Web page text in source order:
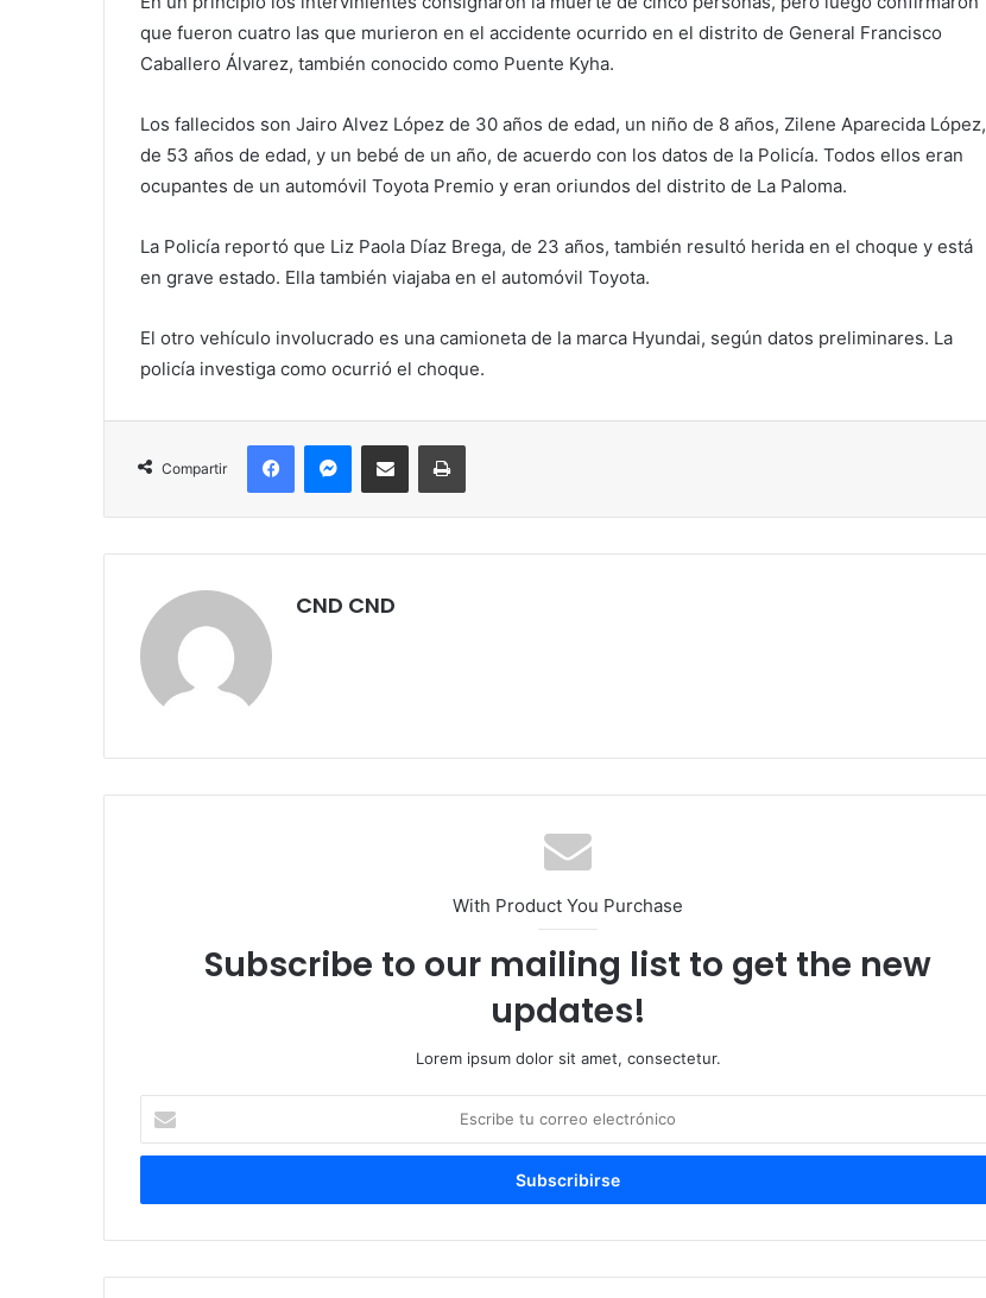
que fueron cuatro las que murieron en el accidente ocurrido en el distrito de General Francisco
Caballero Álvarez, también conocido como Puente Kyha.
Los fallecidos son Jairo Alvez López de 30 años de edad, un niño de 8 años, Zilene Aparecida López,
de 53 años de edad, y un bebé de un año, de acuerdo con los datos de la Policía. Todos ellos eran
ocupantes de un automóvil Toyota Premio y eran oriundos del distrito de La Paloma.
La Policía reportó que Liz Paola Díaz Brega, de 23 años, también resultó herida en el choque y está
en grave estado. Ella también viajaba en el automóvil Toyota.
El otro vehículo involucrado es una camioneta de la marca Hyundai, según datos preliminares. La
policía investiga como ocurrió el choque.
Compartir
FacebookMessengerCompartir por correo electrónicoImprimir
CND CND
With Product You Purchase
Subscribe to our mailing list to get the new
updates!
Lorem ipsum dolor sit amet, consectetur.
correo